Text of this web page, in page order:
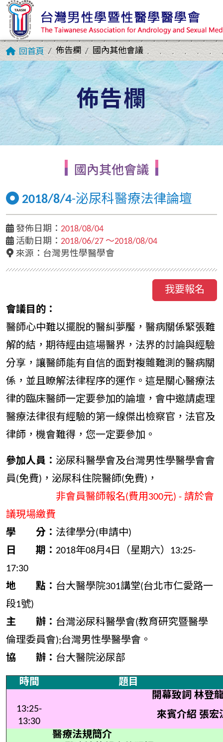
回首頁 佈告欄 國內其他會議
佈告欄
國內其他會議
2018/8/4-泌尿科醫療法律論壇
發佈日期： 2018/08/04
活動日期： 2018/06/27 ～2018/08/04
來源：台灣男性學醫學會
我要報名
會議目的：
醫師心中難以擺脫的醫糾夢靨，醫病關係緊張難
解的結，期待經由這場醫界，法界的討論與經驗
分享，讓醫師能有自信的面對複雜難測的醫病關
係，並且瞭解法律程序的運作。這是關心醫療法
律的臨床醫師一定要參加的論壇，會中邀請處理
醫療法律很有經驗的第一線傑出檢察官，法官及
律師，機會難得，您一定要參加。
參加人員： 泌尿科醫學會及台灣男性學醫學會會
員(免費)，泌尿科住院醫師(免費)，
非會員醫師報名(費用300元) - 請於會
議現場繳費
學 分： 法律學分(申請中)
日 期： 2018年08月4日（星期六）13:25-
17:30
地 點： 台大醫學院301講堂(台北市仁愛路一
段1號)
主 辦： 台灣泌尿科醫學會(教育研究暨醫學
倫理委員會);台灣男性學醫學會。
協 辦： 台大醫院泌尿部
時間
題目
開幕致詞 林登
13:25-
13:30
來賓介紹 張宏
醫療法規簡介